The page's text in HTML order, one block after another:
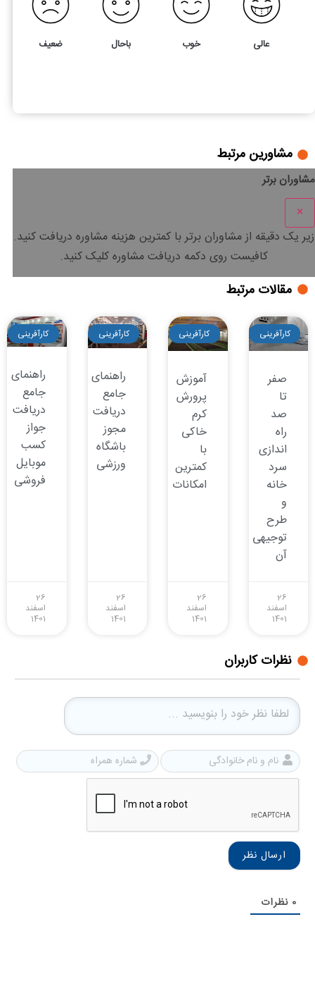
عالی خوب باحال ضعیف
مشاورین مرتبط
مشاوران برتر
×
زیر یک دقیقه از مشاوران برتر باکمترین هزینه مشاوره دریافت کنید.
کافیست روی دکمه دریافت مشاوره کلیک کنید.
مقالات مرتبط
کارآفرینی
صفر
تا
صد
راه
اندازی
سرد
خانه
و
طرح
توجیهی
آن
26
اسفند
1401
کارآفرینی
آموزش
پرورش
کرم
خاکی
با
کمترین
امکانات
26
اسفند
1401
کارآفرینی
راهنمای
جامع
دریافت
مجوز
باشگاه
ورزشی
26
اسفند
1401
کارآفرینی
راهنمای
جامع
دریافت
جواز
کسب
موبایل
فروشی
26
اسفند
1401
نظرات کاربران
نام
و
نام
0 نظرات